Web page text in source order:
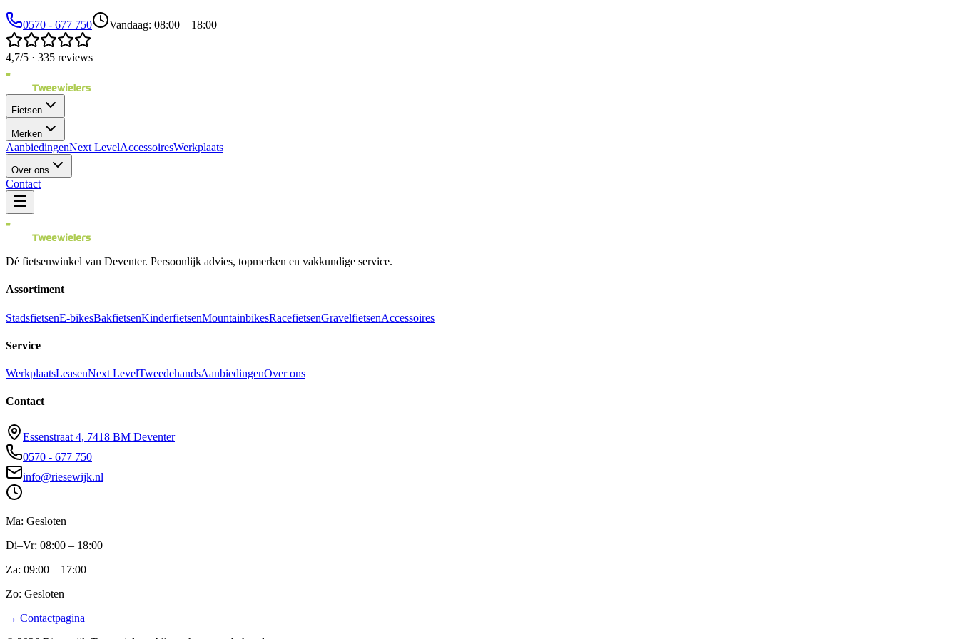
0570 - 677 750 Vandaag: 08:00 – 18:00
4,7/5 · 335 reviews
Fietsen
Merken
AanbiedingenNext LevelAccessoiresWerkplaats
Over ons
Contact
Dé fietsenwinkel van Deventer. Persoonlijk advies, topmerken en vakkundige service.
Assortiment
StadsfietsenE-bikesBakfietsenKinderfietsenMountainbikesRacefietsenGravelfietsenAccessoires
Service
WerkplaatsLeasenNext LevelTweedehandsAanbiedingenOver ons
Contact
Essenstraat 4, 7418 BM Deventer
0570 - 677 750
info@riesewijk.nl
Ma: Gesloten
Di–Vr: 08:00 – 18:00
Za: 09:00 – 17:00
Zo: Gesloten
→ Contactpagina